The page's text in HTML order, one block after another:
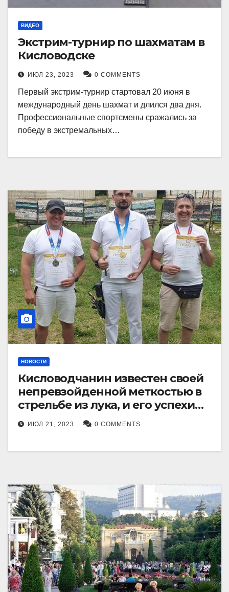
ВИДЕО
Экстрим-турнир по шахматам в
Кисловодске
ИЮЛ 23, 2023 0 COMMENTS
Первый экстрим-турнир стартовал 20 июня в
международный день шахмат и длился два дня.
Профессиональные спортсмены сражались за
победу в экстремальных…
НОВОСТИ
Кисловодчанин известен своей
непревзойденной меткостью в
стрельбе из лука, и его успехи
прославили его в
Ставропольском крае.
ИЮЛ 21, 2023 0 COMMENTS